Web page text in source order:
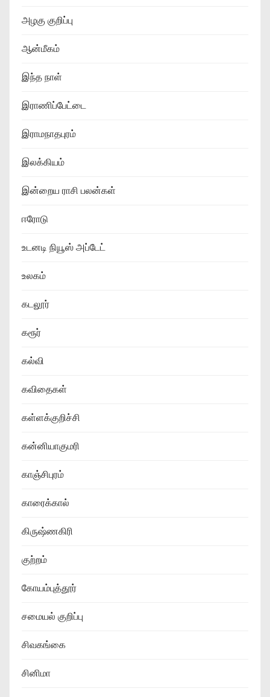
அழகு குறிப்பு
ஆன்மீகம்
இந்த நாள்
இராணிப்பேட்டை
இராமநாதபுரம்
இலக்கியம்
இன்றைய ராசி பலன்கள்
ஈரோடு
உடனடி நியூஸ் அப்டேட்
உலகம்
கடலூர்
கரூர்
கல்வி
கவிதைகள்
கள்ளக்குறிச்சி
கன்னியாகுமரி
காஞ்சிபுரம்
காரைக்கால்
கிருஷ்ணகிரி
குற்றம்
கோயம்புத்தூர்
சமையல் குறிப்பு
சிவகங்கை
சினிமா